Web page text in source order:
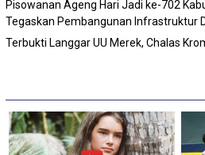
Pisowanan Ageng Hari Jadi ke-702
Tegaskan Pembangunan Infrastruktur
Terbukti Langgar UU Merek, Chalas